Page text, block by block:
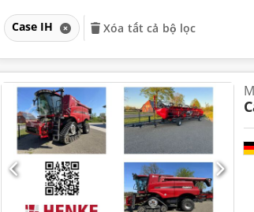
Case IH Xóa tất cả bộ lọc